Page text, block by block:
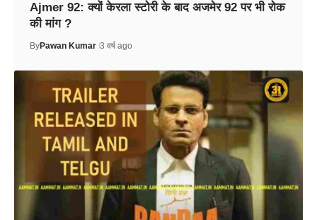
Ajmer 92: क्यों केरला स्टोरी के बाद अजमेर 92 पर भी रोक
की मांग ?
ByPawan Kumar 3 वर्ष ago